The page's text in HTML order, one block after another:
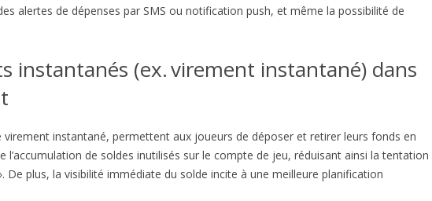
alertes de dépenses par SMS ou notification push, et même la possibilité de
instantanés (ex. virement instantané) dans
instantané, permettent aux joueurs de déposer et retirer leurs fonds en
l’accumulation de soldes inutilisés sur le compte de jeu, réduisant ainsi la tentation
De plus, la visibilité immédiate du solde incite à une meilleure planification